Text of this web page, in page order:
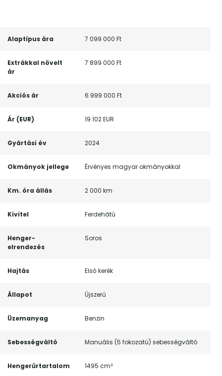
Alaptípus ára 7 099 000 Ft
Extrákkal növelt
ár
7 899 000 Ft
Akciós ár 6 999 000 Ft
Ár (EUR) 19 102 EUR
Gyártási év 2024
Okmányok jellege Érvényes magyar okmányokkal
Km. óra állás 2 000 km
Kivitel Ferdehátú
Henger-
elrendezés
Soros
Hajtás Első kerék
Állapot Újszerű
Üzemanyag Benzin
Sebességváltó Manuális (5 fokozatú) sebességváltó
Hengerűrtartalom 1495 cm³